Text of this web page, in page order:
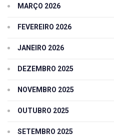
MARÇO 2026
FEVEREIRO 2026
JANEIRO 2026
DEZEMBRO 2025
NOVEMBRO 2025
OUTUBRO 2025
SETEMBRO 2025